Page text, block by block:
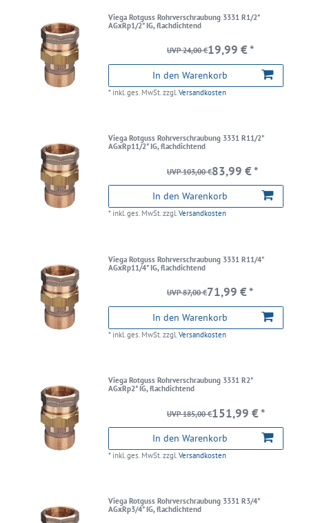
Viega Rotguss Rohrverschraubung 3331 R1/2"
AGxRp1/2" IG, flachdichtend
UVP 24,00 €19,99 € *
In den Warenkorb
* inkl. ges. MwSt.zzgl.Versandkosten
Viega Rotguss Rohrverschraubung 3331 R11/2"
AGxRp11/2" IG, flachdichtend
UVP 103,00 €83,99 € *
In den Warenkorb
* inkl. ges. MwSt.zzgl.Versandkosten
Viega Rotguss Rohrverschraubung 3331 R11/4"
AGxRp11/4" IG, flachdichtend
UVP 87,00 €71,99 € *
In den Warenkorb
* inkl. ges. MwSt. zzgl.Versandkosten
Viega Rotguss Rohrverschraubung 3331 R2"
AGxRp2" IG, flachdichtend
UVP 185,00 €151,99 € *
In den Warenkorb
* inkl. ges. MwSt.zzgl.Versandkosten
Viega Rotguss Rohrverschraubung 3331 R3/4"
AGxRp3/4" IG, flachdichtend